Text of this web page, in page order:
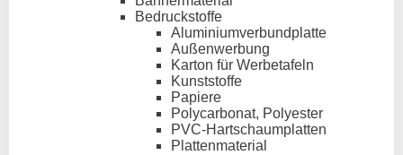
Bedruckstoffe
Aluminiumverbundplatte
Außenwerbung
Karton für Werbetafeln
Kunststoffe
Papiere
Polycarbonat, Polyester
PVC-Hartschaumplatten
Plattenmaterial